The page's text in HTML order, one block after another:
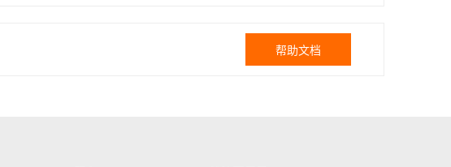
帮助文档